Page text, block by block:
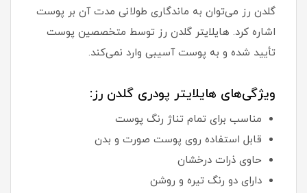
گلدن رز می‌توان به ماندگاری طولانی مدت آن بر پوست
اشاره کرد. هایلایتر گلدن رز توسط متخصصین پوست
تأیید شده و به پوست آسیبی وارد نمی‌کند.
ویژگی‌های هایلایتر پودری گلدن رز:
مناسب برای تمام تناژ رنگ پوست
قابل استفاده روی پوست صورت و بدن
حاوی ذرات درخشان
دارای دو رنگ تیره و روشن